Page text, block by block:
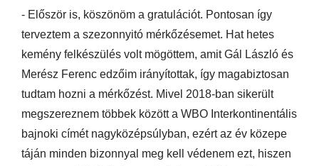
- Először is, köszönöm a gratulációt. Pontosan így
terveztem a szezonnyitó mérkőzésemet. Hat hetes
kemény felkészülés volt mögöttem, amit Gál László és
Merész Ferenc edzőim irányítottak, így magabiztosan
tudtam hozni a mérkőzést. Mivel 2018-ban sikerült
megszereznem többek között a WBO Interkontinentális
bajnoki címét nagyközépsúlyban, ezért az év közepe
táján minden bizonnyal meg kell védenem ezt, hiszen